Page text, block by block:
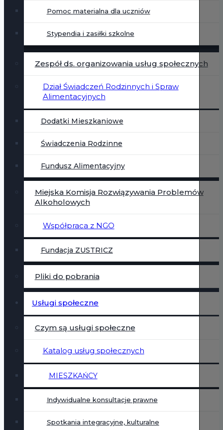
Pomoc materialna dla uczniów
Stypendia i zasiłki szkolne
Zespół ds. organizowania usług społecznych
Dział Świadczeń Rodzinnych i Spraw
Alimentacyjnych
Dodatki Mieszkaniowe
Świadczenia Rodzinne
Fundusz Alimentacyjny
Miejska Komisja Rozwiązywania Problemów
Alkoholowych
Współpraca z NGO
Fundacja ZUSTRICZ
Pliki do pobrania
Usługi społeczne
Czym są usługi społeczne
Katalog usług społecznych
MIESZKAŃCY
Indywidualne konsultacje prawne
Spotkania integracyjne, kulturalne